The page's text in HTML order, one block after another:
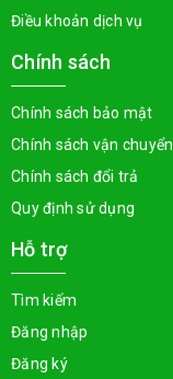
Điều khoản dịch vụ
Chính sách
Chính sách bảo mật
Chính sách vận chuyển
Chính sách đổi trả
Quy định sử dụng
Hỗ trợ
Tìm kiếm
Đăng nhập
Đăng ký